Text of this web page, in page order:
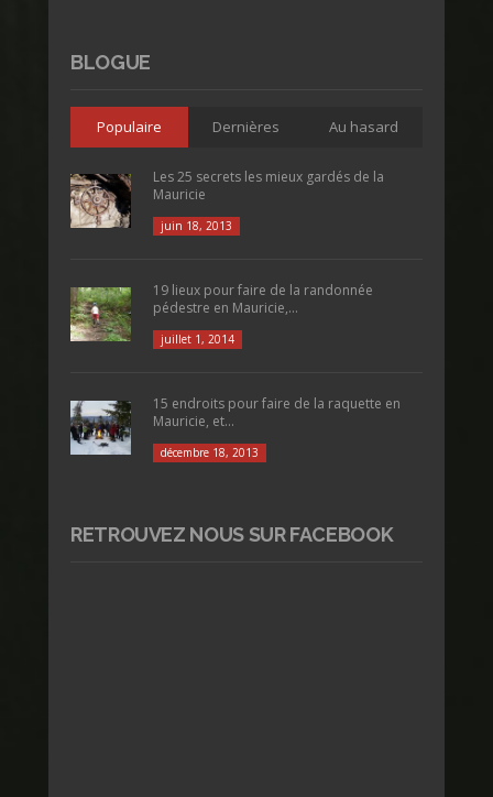
BLOGUE
Populaire Dernières Au hasard
Les 25 secrets les mieux gardés de la
Mauricie
juin 18, 2013
19 lieux pour faire de la randonnée
pédestre en Mauricie,...
juillet 1, 2014
15 endroits pour faire de la raquette en
Mauricie, et...
décembre 18, 2013
RETROUVEZ NOUS SUR FACEBOOK